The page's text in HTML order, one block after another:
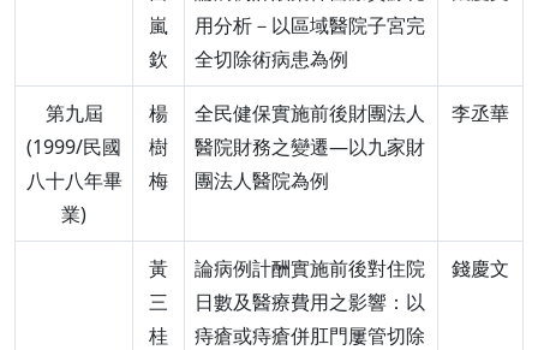
嵐
欽
用分析－以區域醫院子宮完
全切除術病患為例
第九屆
(1999/民國
八十八年畢
業)
楊
樹
梅
全民健保實施前後財團法人
醫院財務之變遷—以九家財
團法人醫院為例
李丞華
黃
三
桂
論病例計酬實施前後對住院
日數及醫療費用之影響：以
痔瘡或痔瘡併肛門屢管切除
錢慶文